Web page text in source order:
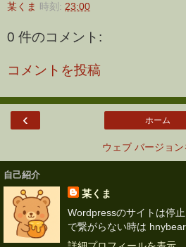
某くま 時刻: 23:00
0 件のコメント:
コメントを投稿
‹ ホーム
ウェブ バージョ
自己紹介
某くま
Wordpressのサイトは停
で繋がらない時は